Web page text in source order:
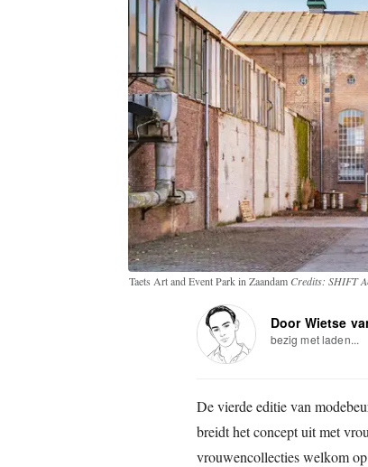
Taets Art and Event Park in Zaandam Credits: SHIFT
Door Wietse
bezig met laden...
De vierde editie van
breidt het concept uit met
vrouwencollecties welkom